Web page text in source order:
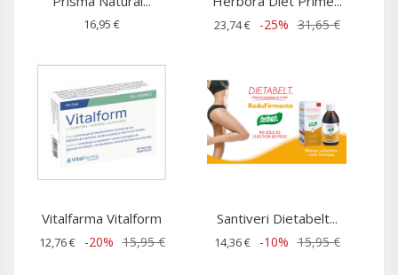
16,95 € 23,74 € -25% 31,65 €
Vitalfarma Vitalform
12,76 € -20% 15,95 €
Santiveri Dietabelt...
14,36 € -10% 15,95 €